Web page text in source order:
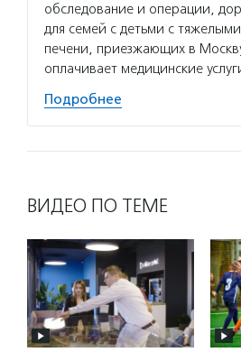
обследование и операции,
для семей с детьми с
печени, приезжающих в
оплачивает медицинские
Подробнее
ВИДЕО ПО ТЕМЕ